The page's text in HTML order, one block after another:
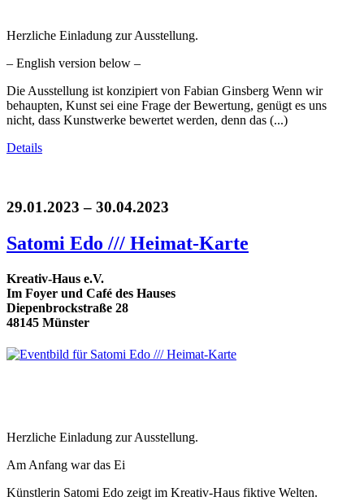
Herzliche Einladung zur Ausstellung.
– English version below –
Die Ausstellung ist konzipiert von Fabian Ginsberg Wenn wir
behaupten, Kunst sei eine Frage der Bewertung, genügt es uns
nicht, dass Kunstwerke bewertet werden, denn das (...)
Details
29.01.2023 – 30.04.2023
Satomi Edo /// Heimat-Karte
Kreativ-Haus e.V.
Im Foyer und Café des Hauses
Diepenbrockstraße 28
48145 Münster
Herzliche Einladung zur Ausstellung.
Am Anfang war das Ei
Künstlerin Satomi Edo zeigt im Kreativ-Haus fiktive Welten.